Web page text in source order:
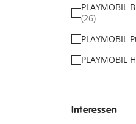
PLAYMOBIL
(26)
PLAYMOBIL
PLAYMOBIL
Interessen